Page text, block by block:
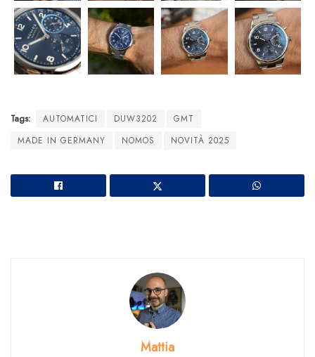
Tags: AUTOMATICI DUW3202
GMT
MADE IN GERMANY
NOMOS NOVITÀ 2025
Mattia